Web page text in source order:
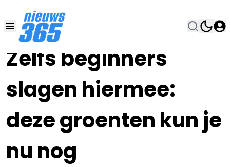
Zelfs beginners
slagen hiermee:
deze groenten kun je
nu nog
25 JUN , 21:00•